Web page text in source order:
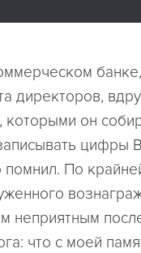
директоров,
которыми он
цифры
помнил. По
неприятным
что с моей